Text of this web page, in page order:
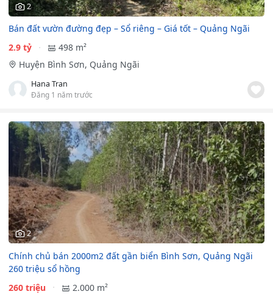
2
Bán đất vườn đường đẹp – Sổ riêng – Giá tốt – Quảng Ngãi
2.9 tỷ
498 m²
Huyện Bình Sơn, Quảng Ngãi
Hana Tran
Đăng 1 năm trước
2
Chính chủ bán 2000m2 đất gần biển Bình Sơn, Quảng Ngãi
260 triệu sổ hồng
260 triệu
2.000 m²